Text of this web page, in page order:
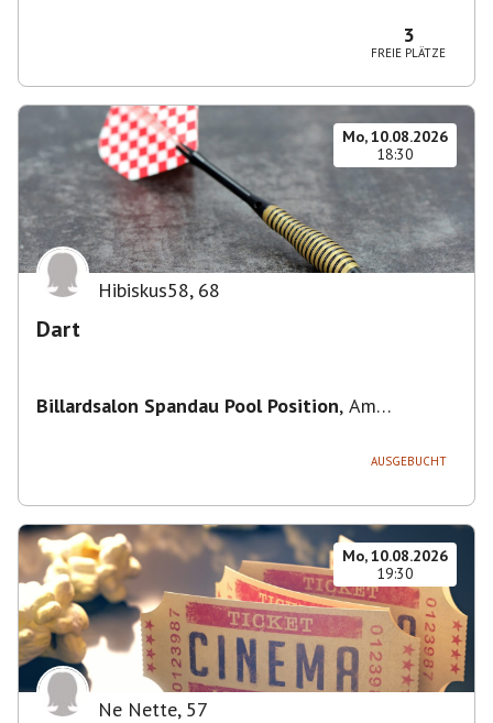
3
FREIE PLÄTZE
Mo, 10.08.2026
18:30
Hibiskus58, 68
Dart
Billardsalon Spandau Pool Position, Am
AUSGEBUCHT
Mo, 10.08.2026
19:30
Ne Nette, 57